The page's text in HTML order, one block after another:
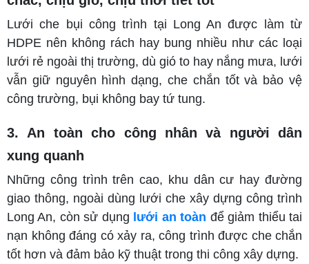
Lưới che bụi công trình tại Long An được làm từ
HDPE nên không rách hay bung nhiều như các loại
lưới rẻ ngoài thị trường, dù gió to hay nắng mưa, lưới
vẫn giữ nguyên hình dạng, che chắn tốt và bảo vệ
công trường, bụi không bay tứ tung.
3. An toàn cho công nhân và người dân
xung quanh
Những công trình trên cao, khu dân cư hay đường
giao thông, ngoài dùng lưới che xây dựng công trình
Long An, còn sử dụng lưới an toàn để giảm thiểu tai
nạn không đáng có xảy ra, công trình được che chắn
tốt hơn và đảm bảo kỹ thuật trong thi công xây dựng.